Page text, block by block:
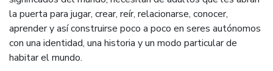
la puerta para jugar, crear, reír, relacionarse, conocer,
aprender y así construirse poco a poco en seres autónomos
con una identidad, una historia y un modo particular de
habitar el mundo.